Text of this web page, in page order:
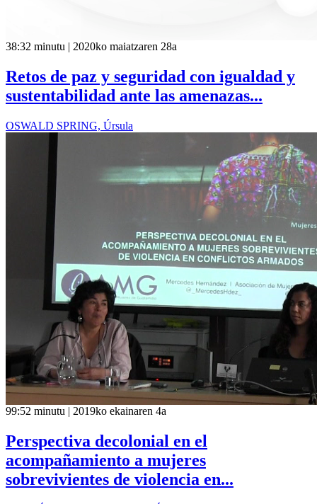
38:32 minutu | 2020ko maiatzaren 28a
Retos de paz y seguridad con igualdad y
sustentabilidad ante las amenazas...
OSWALD SPRING, Úrsula
99:52 minutu | 2019ko ekainaren 4a
Perspectiva decolonial en el
acompañamiento a mujeres
sobrevivientes de violencia en...